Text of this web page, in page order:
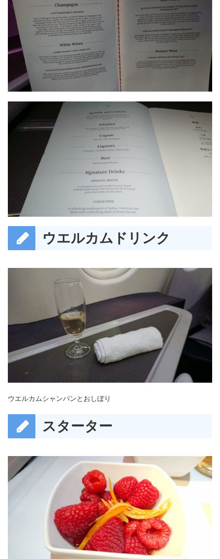
ウエルカムドリンク
ウエルカムシャンパンとおしぼり
スターター